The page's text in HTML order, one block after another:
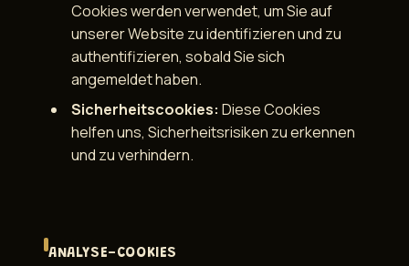
Cookies werden verwendet, um Sie auf
unserer Website zu identifizieren und zu
authentifizieren, sobald Sie sich
angemeldet haben.
Sicherheitscookies: Diese Cookies
helfen uns, Sicherheitsrisiken zu erkennen
und zu verhindern.
ANALYSE-COOKIES